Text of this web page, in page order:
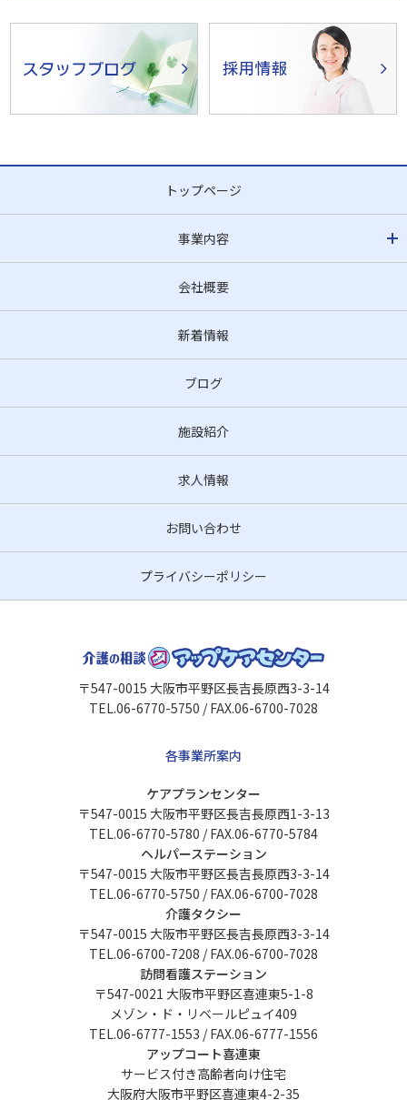
トップページ
事業内容
会社概要
新着情報
ブログ
施設紹介
求人情報
お問い合わせ
プライバシーポリシー
〒547-0015 大阪市平野区長吉長原西3-3-14
TEL.06-6770-5750 / FAX.06-6700-7028
各事業所案内
ケアプランセンター
〒547-0015 大阪市平野区長吉長原西1-3-13
TEL.06-6770-5780 / FAX.06-6770-5784
ヘルパーステーション
〒547-0015 大阪市平野区長吉長原西3-3-14
TEL.06-6770-5750 / FAX.06-6700-7028
介護タクシー
〒547-0015 大阪市平野区長吉長原西3-3-14
TEL.06-6700-7208 / FAX.06-6700-7028
訪問看護ステーション
〒547-0021 大阪市平野区喜連東5-1-8
メゾン・ド・リベールピュイ409
TEL.06-6777-1553 / FAX.06-6777-1556
アップコート喜連東
サービス付き高齢者向け住宅
大阪府大阪市平野区喜連東4-2-35